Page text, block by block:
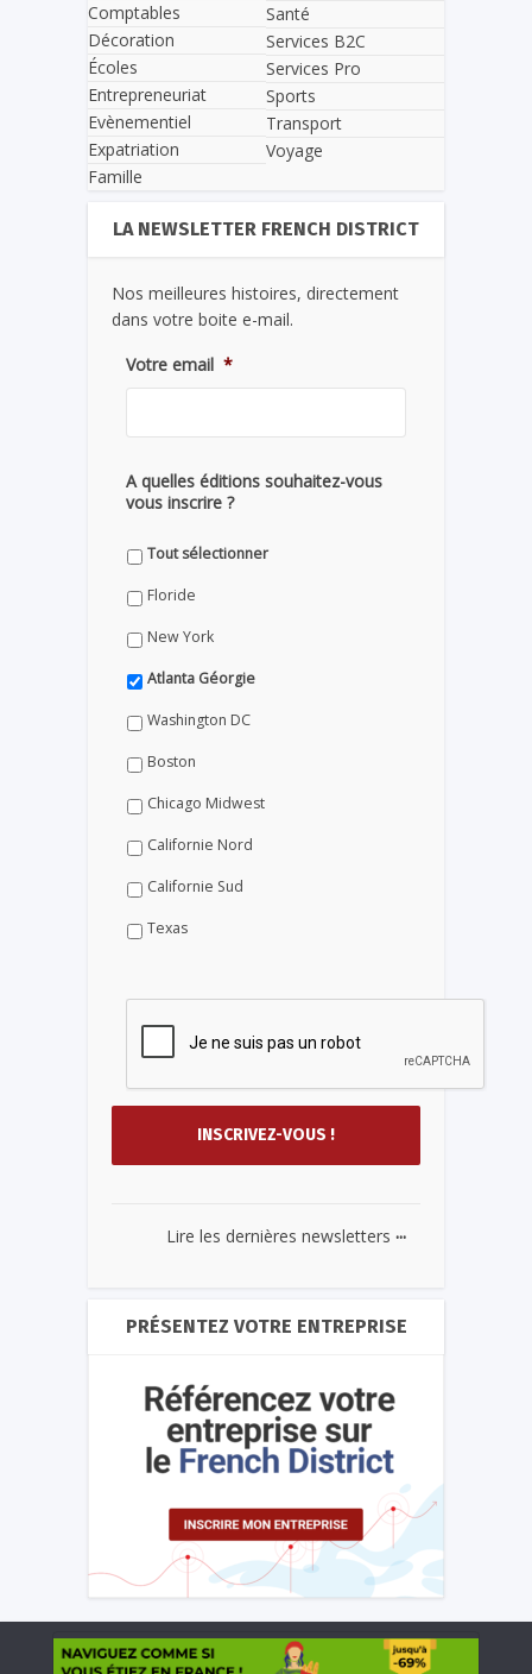
Comptables
Décoration
Écoles
Entrepreneuriat
Evènementiel
Expatriation
Famille
Santé
Services B2C
Services Pro
Sports
Transport
Voyage
LA NEWSLETTER FRENCH DISTRICT
Nos meilleures histoires, directement
dans votre boite e-mail.
Votre email *
A quelles éditions souhaitez-vous
vous inscrire ?
Tout sélectionner
Floride
New York
Atlanta Géorgie
Washington DC
Boston
Chicago Midwest
Californie Nord
Californie Sud
Texas
Lire les dernières newsletters ...
PRÉSENTEZ VOTRE ENTREPRISE